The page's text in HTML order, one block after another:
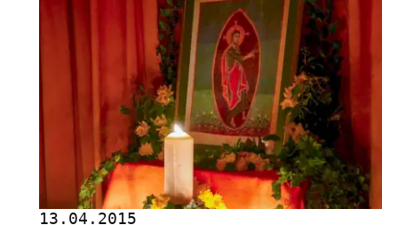
13.04. 2015